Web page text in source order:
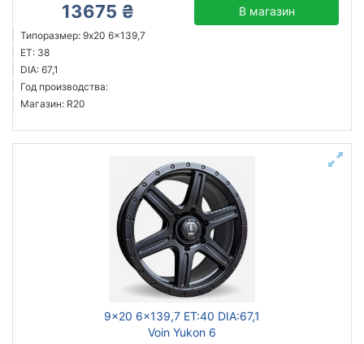
13675 ₴ В магазин
Типоразмер: 9x20 6x139,7
ET: 38
DIA: 67,1
Год производства:
Магазин: R20
9x20 6x139,7 ET:40 DIA:67,1
Voin Yukon 6